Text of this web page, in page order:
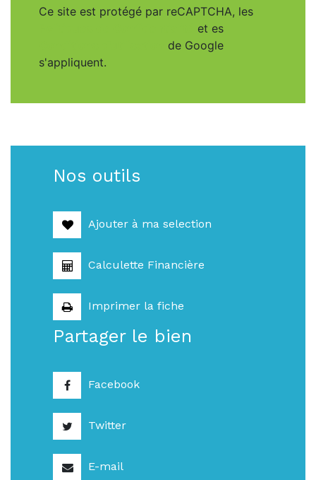
Ce site est protégé par reCAPTCHA, les
et es
de Google
s'appliquent.
Nos outils
Ajouter à ma selection
Calculette Financière
Imprimer la fiche
Partager le bien
Facebook
Twitter
E-mail